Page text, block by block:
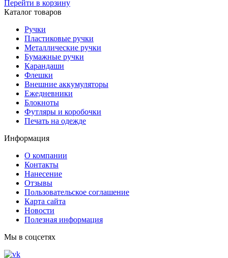
Перейти в корзину
Каталог товаров
Ручки
Пластиковые ручки
Металлические ручки
Бумажные ручки
Карандаши
Флешки
Внешние аккумуляторы
Ежедневники
Блокноты
Футляры и коробочки
Печать на одежде
Информация
О компании
Контакты
Нанесение
Отзывы
Пользовательское соглашение
Карта сайта
Новости
Полезная информация
Мы в соцсетях